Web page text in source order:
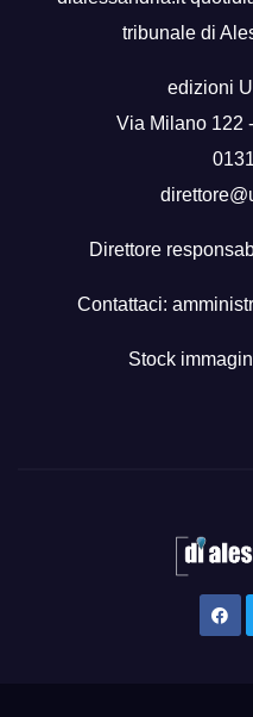
tribunale di
edizioni
Via Milano 122
Direttore
Contattaci:
Stock